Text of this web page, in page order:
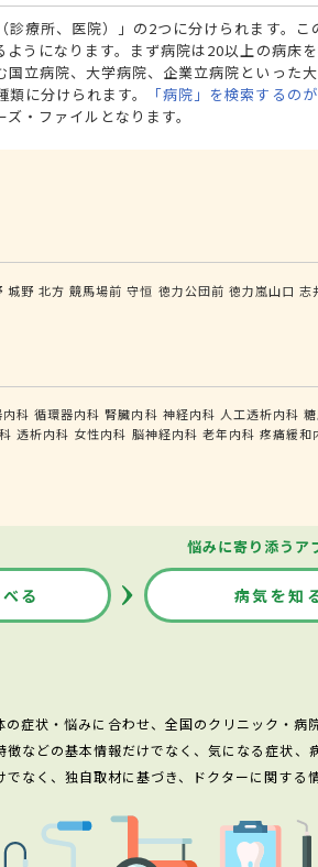
療所、医院）」の2つに分けられます。こ
うになります。まず病院は20以上の病床
立病院、大学病院、企業立病院といった
に分けられます。
「病院」を検索するの
・ファイルとなります。
城野 北方 競馬場前 守恒 徳力公団前 徳力嵐山口 志
科 循環器内科 腎臓内科 神経内科 人工透析内科
透析内科 女性内科 脳神経内科 老年内科 疼痛緩和
悩みに寄り添うア
る 病気を知
の症状・悩みに合わせ、全国のクリニック・
などの基本情報だけでなく、気になる症状
でなく、独自取材に基づき、ドクターに関する